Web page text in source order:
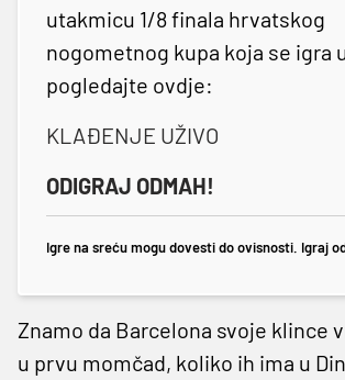
utakmicu 1/8 finala hrvatskog
nogometnog kupa koja se igra
pogledajte ovdje:
KLAĐENJE UŽIVO
ODIGRAJ ODMAH!
Igre na sreću mogu dovesti do ovisnosti. Igraj
Znamo da Barcelona svoje klince
u prvu momčad, koliko ih ima u